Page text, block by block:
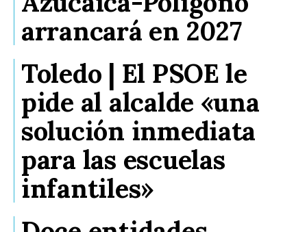
arrancará en 2027
Toledo | El PSOE le
pide al alcalde «una
solución inmediata
para las escuelas
infantiles»